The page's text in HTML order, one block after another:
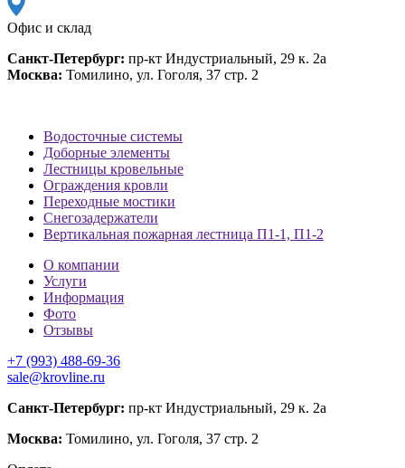
Офис и склад
Санкт-Петербург: пр-кт Индустриальный, 29 к. 2а
Москва: Томилино, ул. Гоголя, 37 стр. 2
Водосточные системы
Доборные элементы
Лестницы кровельные
Ограждения кровли
Переходные мостики
Снегозадержатели
Вертикальная пожарная лестница П1-1, П1-2
О компании
Услуги
Информация
Фото
Отзывы
+7 (993) 488-69-36
sale@krovline.ru
Санкт-Петербург: пр-кт Индустриальный, 29 к. 2а
Москва: Томилино, ул. Гоголя, 37 стр. 2